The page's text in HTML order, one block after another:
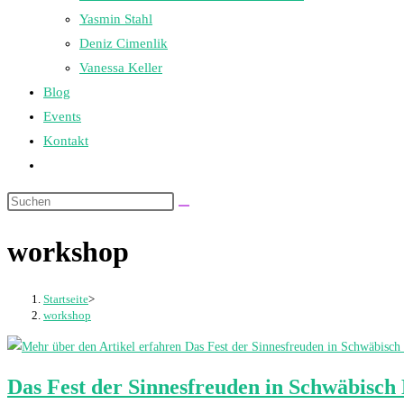
Yasmin Stahl
Deniz Cimenlik
Vanessa Keller
Blog
Events
Kontakt
Suche
umschalten
workshop
Startseite>
workshop
Das Fest der Sinnesfreuden in